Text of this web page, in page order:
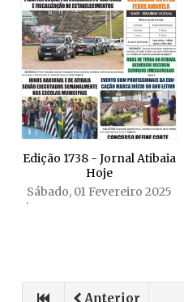
Edição 1738 - Jornal Atibaia
Hoje
Sábado, 01 Fevereiro 2025
Anterior